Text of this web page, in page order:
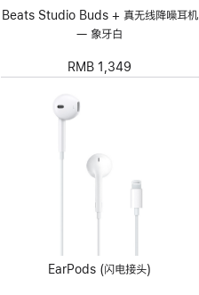
Beats Studio Buds + 真无线降噪耳机
— 象牙白
RMB 1,349
EarPods (闪电接头)